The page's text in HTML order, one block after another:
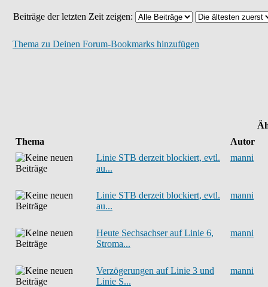
Beiträge der letzten Zeit zeigen:
Thema zu Deinen Forum-Bookmarks hinzufügen
Thema
Autor
Linie STB derzeit blockiert, evtl.
au...
manni
Linie STB derzeit blockiert, evtl.
au...
manni
Heute Sechsachser auf Linie 6,
Stroma...
manni
Verzögerungen auf Linie 3 und
Linie S...
manni